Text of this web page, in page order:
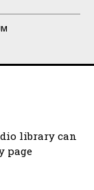
library can
page